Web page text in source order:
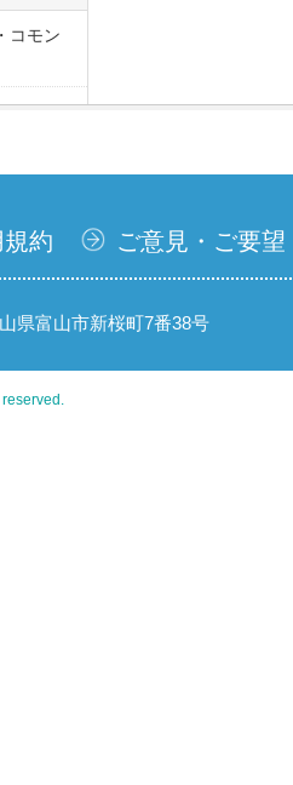
コモン
約 ご意見・ご要望
県富山市新桜町7番38号